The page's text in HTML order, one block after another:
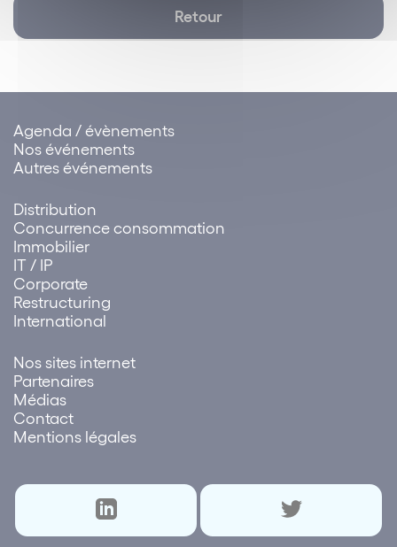
Retour
Agenda / évènements
Nos événements
Autres événements
Distribution
Concurrence consommation
Immobilier
IT / IP
Corporate
Restructuring
International
Nos sites internet
Partenaires
Médias
Contact
Mentions légales